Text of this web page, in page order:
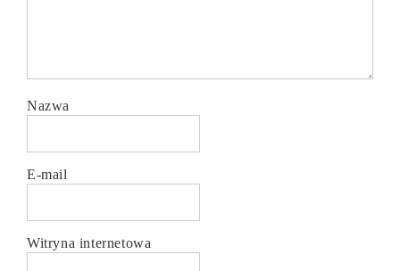
Nazwa
E-mail
Witryna internetowa